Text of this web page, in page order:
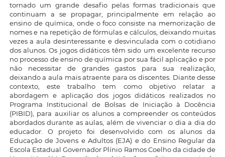
tornado um grande desafio pelas formas tradicionais que
continuam a se propagar, principalmente em relação ao
ensino de química, onde o foco consiste na memorização de
nomes e na repetição de fórmulas e cálculos, deixando muitas
vezes a aula desinteressante e desvinculada com o cotidiano
dos alunos. Os jogos didáticos têm sido um excelente recurso
no processo de ensino de química por sua fácil aplicação e por
não necessitar de grandes gastos para sua realização,
deixando a aula mais atraente para os discentes. Diante desse
contexto, este trabalho tem como objetivo relatar a
abordagem e aplicação dos jogos didáticos realizados no
Programa Institucional de Bolsas de Iniciação à Docência
(PIBID), para auxiliar os alunos a compreender os conteúdos
abordados durante as aulas, além de vivenciar o dia a dia do
educador. O projeto foi desenvolvido com os alunos da
Educação de Jovens e Adultos (EJA) e do Ensino Regular da
Escola Estadual Governador Plínio Ramos Coelho da cidade de